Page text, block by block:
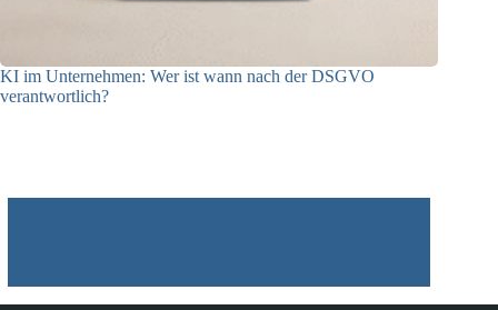
KI im Unternehmen: Wer ist wann nach der DSGVO
verantwortlich?